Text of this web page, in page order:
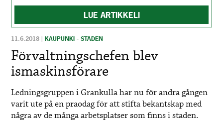
LUE ARTIKKELI
11.6.2018 |KAUPUNKI - STADEN
Förvaltningschefen blev
ismaskinsförare
Ledningsgruppen i Grankulla har nu för andra gången
varit ute på en praodag för att stifta bekantskap med
några av de många arbetsplatser som finns i staden.